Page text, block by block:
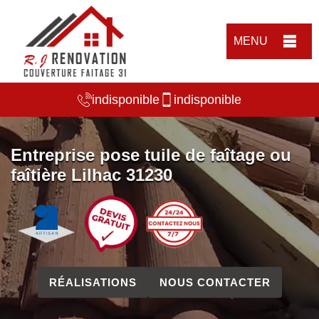
MENU
indisponible indisponible
Entreprise pose tuile de faîtage ou
faîtière Lilhac 31230
RÉALISATIONS NOUS CONTACTER